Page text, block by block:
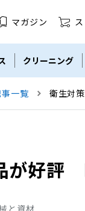
マガジン
クリーニング
一覧 衛生対
が好評
と資材